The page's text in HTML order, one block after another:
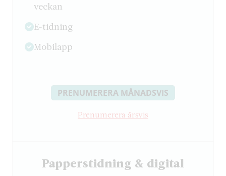
veckan
E-tidning
Mobilapp
PRENUMERERA MÅNADSVIS
Prenumerera årsvis
Papperstidning & digital